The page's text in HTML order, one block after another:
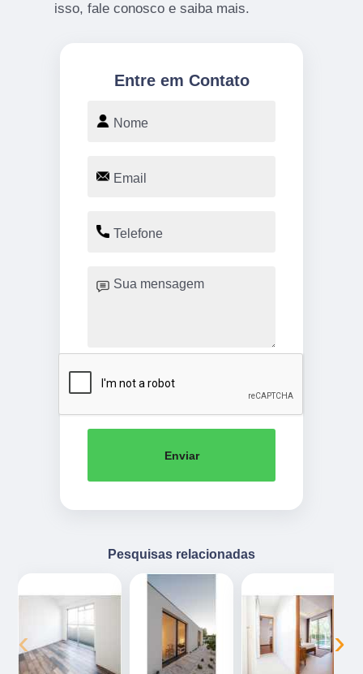
isso, fale conosco e saiba mais.
Entre em Contato
Enviar
Pesquisas relacionadas
‹ ›